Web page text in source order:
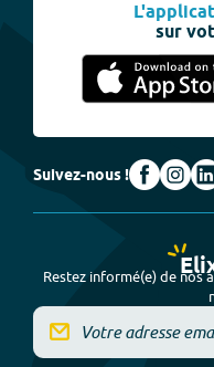
sur
Suivez-nous !
Restez informé(e) de nos